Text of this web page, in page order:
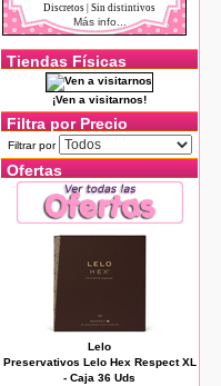
Discretos | Sin distintivos
Más info...
Tiendas Físicas
¡Ven a visitarnos!
Filtra por Precio
Filtrar por
Ofertas
Lelo
Preservativos Lelo Hex Respect XL
- Caja 36 Uds